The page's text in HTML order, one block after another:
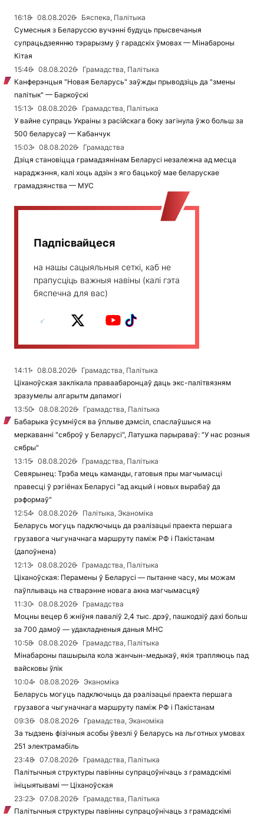
16:18 08.08.2026
Бяспека, Палітыка
Сумесныя з Беларуссю вучэнні будуць прысвечаныя
супрацьдзеянню тэрарызму ў гарадскіх ўмовах — Мінабароны
Кітая
15:46
08.08.2026
Грамадства, Палітыка
Канферэнцыя "Новая Беларусь" заўжды прыводзіць да "змены
палітык" — Баркоўскі
15:13
08.08.2026
Грамадства, Палітыка
У вайне супраць Украіны з расійскага боку загінула ўжо больш за
500 беларусаў — Кабанчук
15:03
08.08.2026
Грамадства
Дзіця становіцца грамадзянінам Беларусі незалежна ад месца
нараджэння, калі хоць адзін з яго бацькоў мае беларускае
грамадзянства — МУС
Падпісвайцеся
на нашы сацыяльныя сеткі, каб не
прапусціць важныя навіны (калі гэта
бяспечна для вас)
14:11 08.08.2026
Грамадства, Палітыка
Ціханоўская заклікала праваабаронцаў даць экс-палітвязням
зразумелы алгарытм дапамогі
13:50
08.08.2026
Грамадства, Палітыка
Бабарыка ўсумніўся ва ўплыве дэмсіл, спаслаўшыся на
меркаванні "сяброў у Беларусі", Латушка парыраваў: "У нас розныя
сябры"
13:15
08.08.2026
Грамадства, Палітыка
Севярынец: Трэба мець каманды, гатовыя пры магчымасці
правесці ў рэгіёнах Беларусі "ад акцый і новых вырабаў да
рэформаў"
12:54
08.08.2026
Палітыка, Эканоміка
Беларусь могуць падключыць да рэалізацыі праекта першага
грузавога чыгуначнага маршруту паміж РФ і Пакістанам
(дапоўнена)
12:13
08.08.2026
Грамадства, Палітыка
Ціханоўская: Перамены ў Беларусі — пытанне часу, мы можам
паўплываць на стварэнне новага акна магчымасцяў
11:30
08.08.2026
Грамадства
Моцны вецер 6 жніўня паваліў 2,4 тыс. дрэў, пашкодзіў дахі больш
за 700 дамоў — удакладненыя даныя МНС
10:58
08.08.2026
Грамадства, Палітыка
Мінабароны пашырыла кола жанчын-медыкаў, якія трапляюць пад
вайсковы ўлік
10:04
08.08.2026
Эканоміка
Беларусь могуць падключыць да рэалізацыі праекта першага
грузавога чыгуначнага маршруту паміж РФ і Пакістанам
09:36
08.08.2026
Грамадства, Эканоміка
За тыдзень фізічныя асобы ўвезлі ў Беларусь на льготных умовах
251 электрамабіль
23:48
07.08.2026
Грамадства, Палітыка
Палітычныя структуры павінны супрацоўнічаць з грамадскімі
ініцыятывамі — Ціханоўская
23:23
07.08.2026
Грамадства, Палітыка
Палітычныя структуры павінны супрацоўнічаць з грамадскімі